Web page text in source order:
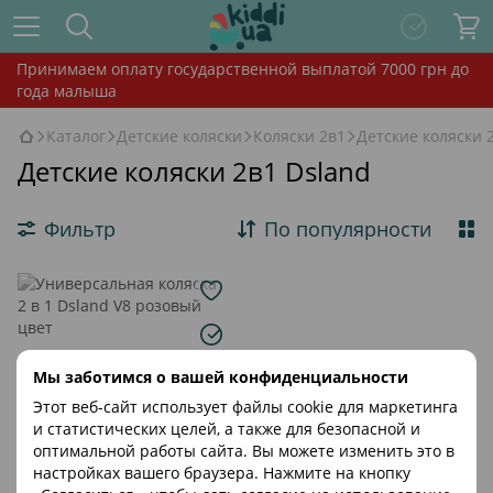
Мы заботимся о вашей конфиденциальности
Этот веб-сайт использует файлы cookie для маркетинга
и статистических целей, а также для безопасной и
оптимальной работы сайта. Вы можете изменить это в
настройках вашего браузера. Нажмите на кнопку
Принимаем оплату государственной выплатой 7000 грн до
года малыша
Каталог Детские коляски Коляски 2в1 Детские коляски
Детские коляски 2в1 Dsland
Фильтр По популярности